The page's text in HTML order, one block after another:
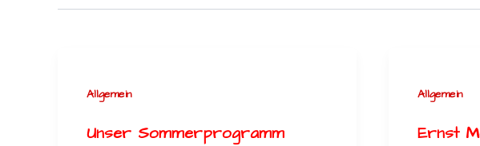
Allgemein
Unser Sommerprogramm
Allgemein
Ernst